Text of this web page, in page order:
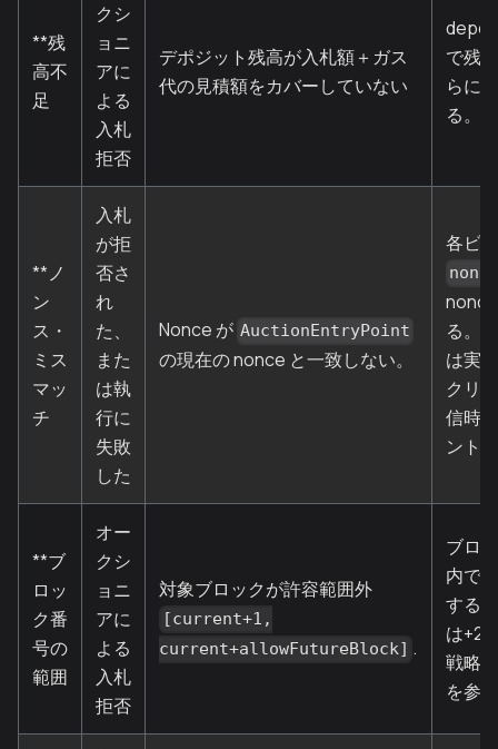
**残
高不
足
クシ
ョニ
アに
よる
入札
拒否
デポジット残高が入札額＋ガス
代の見積額をカバーしていない
で残
らに
る。
**ノ
ン
ス・
ミス
マッ
チ
入札
が拒
否さ
れ
た、
また
は執
行に
失敗
した
Nonce が AuctionEntryPoint
の現在の nonce と一致しない。
各ビ
る。
は実
クリ
信時
ント
**ブ
ロッ
ク番
号の
範囲
オー
クシ
ョニ
アに
よる
入札
拒否
対象ブロックが許容範囲外
[current+1,
current+allowFutureBlock] .
ブロ
内で
する
は+2
戦略
を参照